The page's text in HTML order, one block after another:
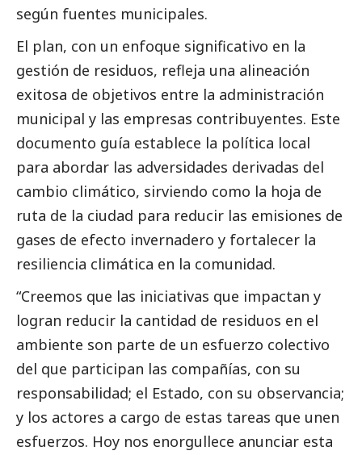
según fuentes municipales.
El plan, con un enfoque significativo en la
gestión de residuos, refleja una alineación
exitosa de objetivos entre la administración
municipal y las empresas contribuyentes. Este
documento guía establece la política local
para abordar las adversidades derivadas del
cambio climático, sirviendo como la hoja de
ruta de la ciudad para reducir las emisiones de
gases de efecto invernadero y fortalecer la
resiliencia climática en la comunidad.
“Creemos que las iniciativas que impactan y
logran reducir la cantidad de residuos en el
ambiente son parte de un esfuerzo colectivo
del que participan las compañías, con su
responsabilidad; el Estado, con su observancia;
y los actores a cargo de estas tareas que unen
esfuerzos. Hoy nos enorgullece anunciar esta